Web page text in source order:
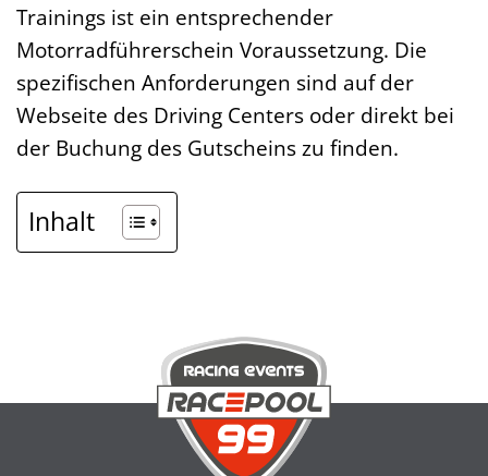
Trainings ist ein entsprechender
Motorradführerschein Voraussetzung. Die
spezifischen Anforderungen sind auf der
Webseite des Driving Centers oder direkt bei
der Buchung des Gutscheins zu finden.
Inhalt